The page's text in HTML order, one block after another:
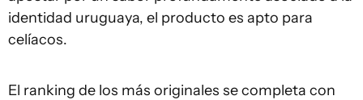
identidad uruguaya, el producto es apto para
celíacos.
El ranking de los más originales se completa con